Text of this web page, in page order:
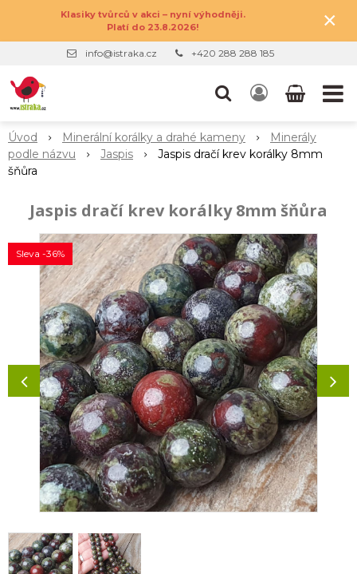
Klasiky tvůrců v akci – nyní výhodněji.
Platí do 23.8.2026!
×
info@istraka.cz +420 288 288 185
Úvod Minerální korálky a drahé kameny
Minerály
podle názvu
Jaspis
Jaspis dračí krev korálky 8mm
šňůra
Jaspis dračí krev korálky 8mm šňůra
Sleva -36%